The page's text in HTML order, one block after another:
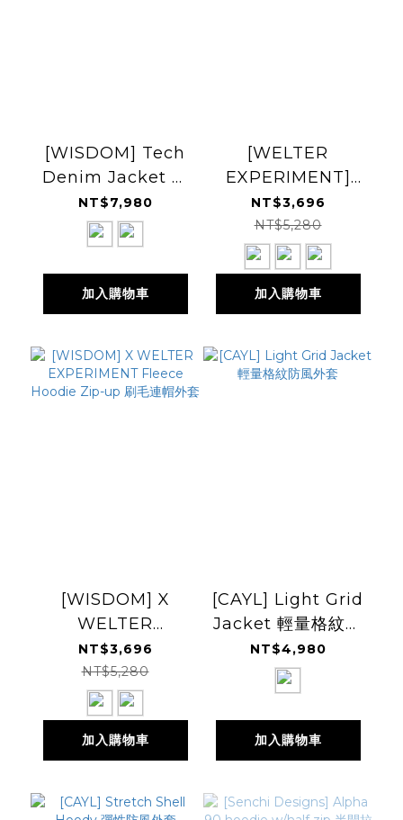
[WISDOM] Tech
Denim Jacket 科
技丹寧外套
NT$7,980
加入購物車
[WELTER
EXPERIMENT]
Calora Fleece
Full Zip 刷毛外套
NT$3,696
NT$5,280
加入購物車
[WISDOM] X
WELTER
EXPERIMENT
Fleece Hoodie
Zip-up 刷毛連帽外
套
NT$3,696
NT$5,280
加入購物車
[CAYL] Light Grid
Jacket 輕量格紋防
風外套
NT$4,980
加入購物車